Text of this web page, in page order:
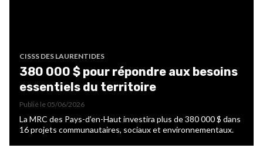
CISSS DES LAURENTIDES
380 000 $ pour répondre aux besoins
essentiels du territoire
Publié le 05/06/2026
La MRC des Pays-d’en-Haut investira plus de 380 000 $ dans
16 projets communautaires, sociaux et environnementaux.